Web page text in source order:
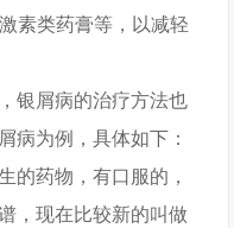
素类药膏等，以减轻
银屑病的治疗方法也
病为例，具体如下：
的药物，有口服的，
，现在比较新的叫做